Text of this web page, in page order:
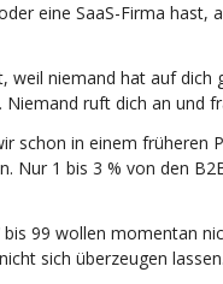
eine SaaS-Firma hast,
weil niemand hat auf
Niemand ruft dich an und
schon in einem früheren
Nur 1 bis 3 % von den
99 wollen momentan
sich überzeugen lassen.